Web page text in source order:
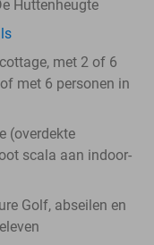
Huttenheugte
met 2 of 6
met 6 personen in
(overdekte
scala aan indoor-
Golf, abseilen en